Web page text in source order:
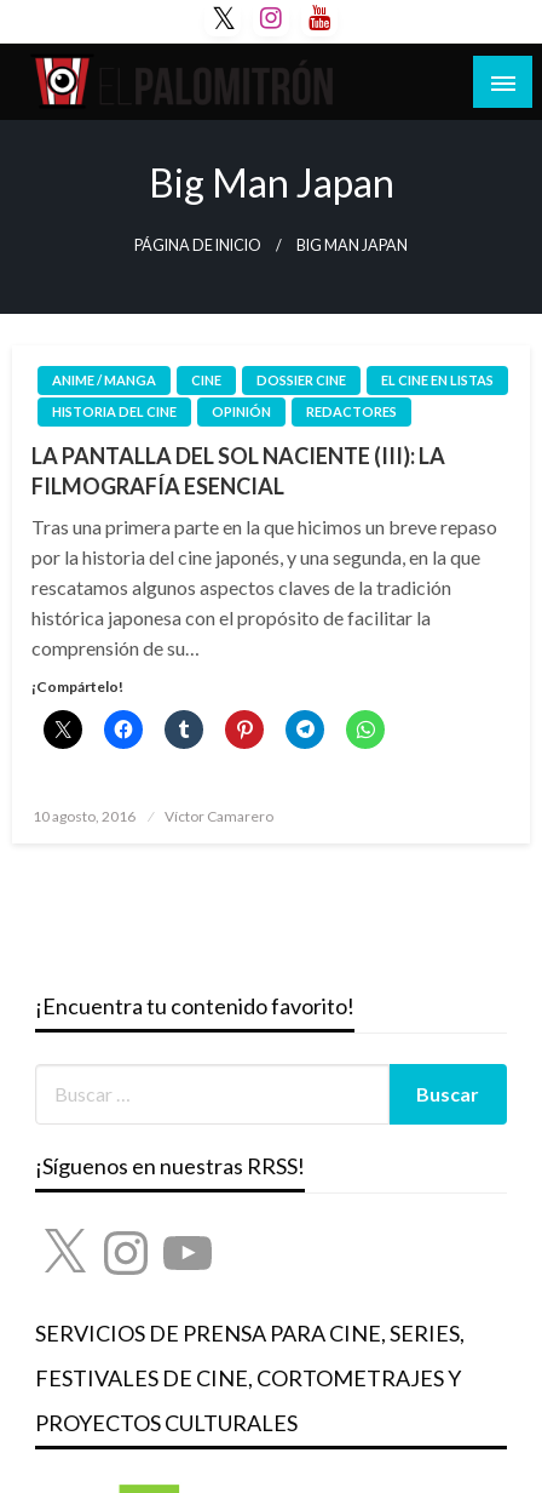
al
contenido
Tu espacio de la industria de cine española y
Big Man Japan
PÁGINA DE INICIO BIG MAN JAPAN
ANIME / MANGA CINE DOSSIER CINE
EL CINE EN LISTAS
HISTORIA DEL CINE
OPINIÓN REDACTORES
LA PANTALLA DEL SOL NACIENTE (III): LA
FILMOGRAFÍA ESENCIAL
Tras una primera parte en la que hicimos un breve repaso
por la historia del cine japonés, y una segunda, en la que
rescatamos algunos aspectos claves de la tradición
histórica japonesa con el propósito de facilitar la
comprensión de su…
¡Compártelo!
Publicado
10 agosto, 2016 Víctor Camarero
¡Encuentra tu contenido favorito!
¡Síguenos en nuestras RRSS!
X InstagramYouTube
SERVICIOS DE PRENSA PARA CINE, SERIES,
FESTIVALES DE CINE, CORTOMETRAJES Y
PROYECTOS CULTURALES